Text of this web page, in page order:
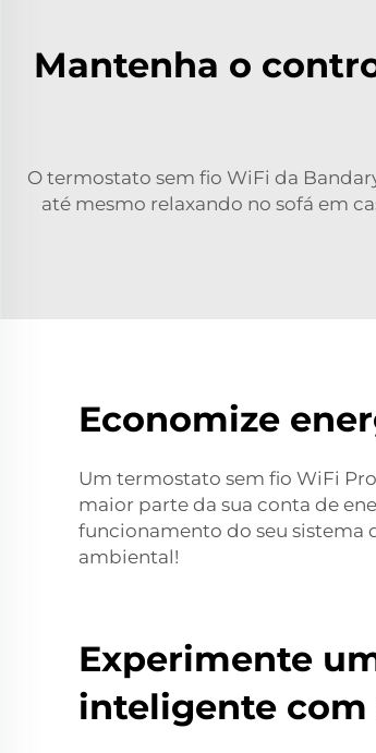
Mantenha o
O termostato sem fio WiFi da
até mesmo relaxando no sofá em
Economize
Um termostato sem fio WiFi
maior parte da sua conta de
funcionamento do seu sistema
ambiental!
Experimente
inteligente